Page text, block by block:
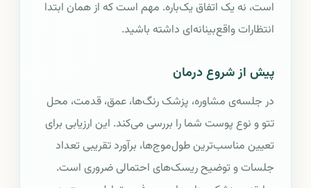
است، نه یک اتفاق یک‌باره. مهم است که از همان ابتدا
انتظارات واقع‌بینانه‌ای داشته باشید.
پیش از شروع درمان
در جلسه‌ی مشاوره، پزشک رنگ‌ها، عمق، قدمت، محل
تتو و نوع پوست شما را بررسی می‌کند. این ارزیابی برای
تعیین مناسب‌ترین طول‌موج‌ها، برآورد تقریبی تعداد
جلسات و توضیح ریسک‌های احتمالی ضروری است.